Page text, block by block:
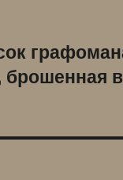
брошенная